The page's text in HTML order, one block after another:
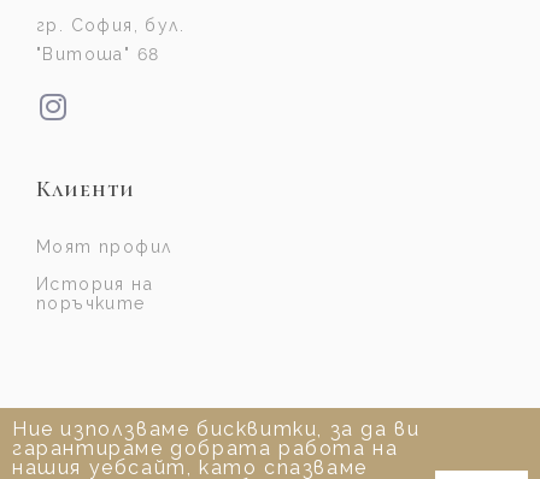
Ние използваме бисквитки, за да ви
гарантираме добрата работа на
нашия уебсайт, като спазваме
гр. София, бул.
"Витоша" 68
Клиенти
Моят профил
История на
поръчките